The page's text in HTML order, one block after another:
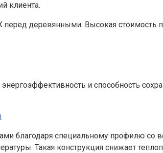
клиента.
деревянными. Высокая стоимость
и способность
благодаря специальному профилю
Такая конструкция снижает